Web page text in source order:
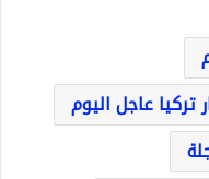
تركيا عاجل اليوم